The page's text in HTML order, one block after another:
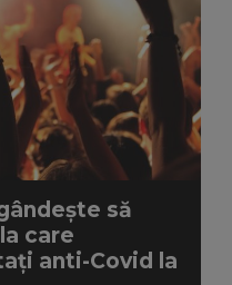
să
care
anti-Covid la